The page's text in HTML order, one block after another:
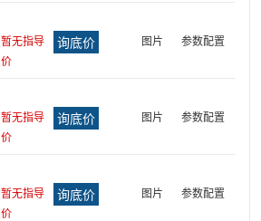
暂无指导
价
图片 参数配置
暂无指导
价
图片 参数配置
暂无指导
价
图片 参数配置